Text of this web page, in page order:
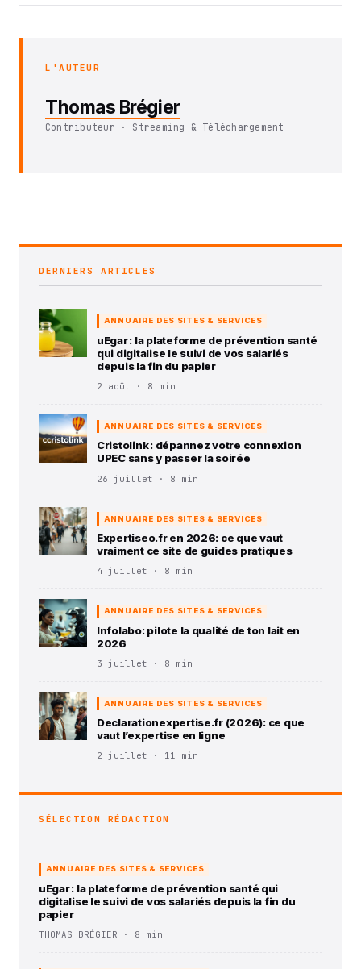
L'AUTEUR
Thomas Brégier
Contributeur · Streaming & Téléchargement
DERNIERS ARTICLES
ANNUAIRE DES SITES & SERVICES
uEgar : la plateforme de prévention santé
qui digitalise le suivi de vos salariés
depuis la fin du papier
2 août · 8 min
ANNUAIRE DES SITES & SERVICES
Cristolink : dépannez votre connexion
UPEC sans y passer la soirée
26 juillet · 8 min
ANNUAIRE DES SITES & SERVICES
Expertiseo.fr en 2026: ce que vaut
vraiment ce site de guides pratiques
4 juillet · 8 min
ANNUAIRE DES SITES & SERVICES
Infolabo: pilote la qualité de ton lait en
2026
3 juillet · 8 min
ANNUAIRE DES SITES & SERVICES
Declarationexpertise.fr (2026): ce que
vaut l’expertise en ligne
2 juillet · 11 min
SÉLECTION RÉDACTION
ANNUAIRE DES SITES & SERVICES
uEgar : la plateforme de prévention santé qui
digitalise le suivi de vos salariés depuis la fin du
papier
THOMAS BRÉGIER · 8 min